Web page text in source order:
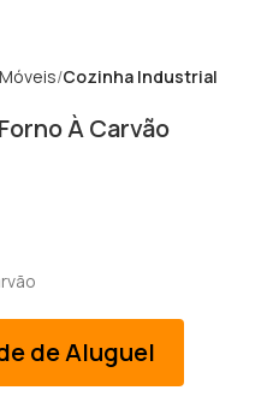
Cozinha Industrial
À Carvão
de Aluguel